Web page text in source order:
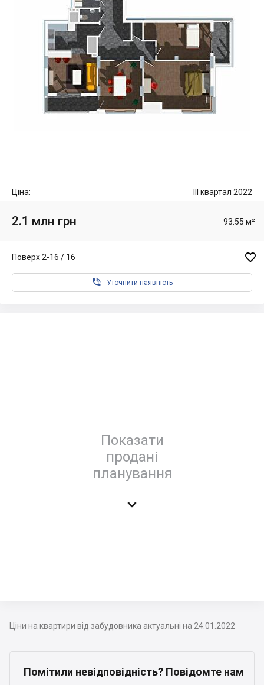
Ціна: III квартал 2022
2.1 млн грн 93.55 м²
Поверх 2-16 / 16 
 Уточнити наявність
Показати
продані
планування

Ціни на квартири від забудовника актуальні на 24.01.2022
Помітили невідповідність? Повідомте нам